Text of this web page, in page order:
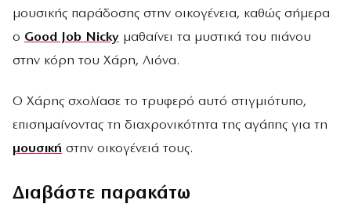
μουσικής παράδοσης στην οικογένεια, καθώς σήμερα
ο Good Job Nicky μαθαίνει τα μυστικά του πιάνου
στην κόρη του Χάρη, Λιόνα.
Ο Χάρης σχολίασε το τρυφερό αυτό στιγμιότυπο,
επισημαίνοντας τη διαχρονικότητα της αγάπης για τη
μουσική στην οικογένειά τους.
Διαβάστε παρακάτω